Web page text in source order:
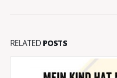
RELATED POSTS